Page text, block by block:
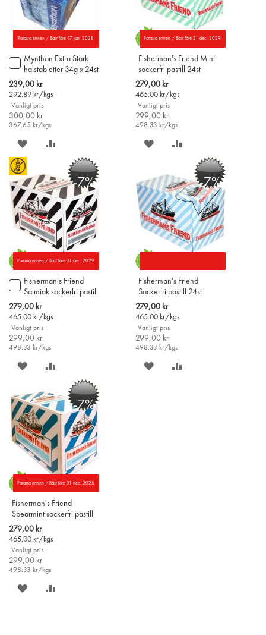
Parasta ennen / Bäst före 17 jan. 2028
Mynthon Extra Stark
halstabletter 34g x 24st
Special
Price
239,00 kr
292.89 kr/kgs
Vanligt pris
300,00 kr
367.65 kr/kgs
Lägg
till
varukorgen
SPARA
ÖNSKELISTAN
JÄMFÖR
Parasta ennen / Bäst före 31 dec. 2029
Fisherman's Friend Mint
sockerfri pastill 24st
Special
Price
279,00 kr
465.00 kr/kgs
Vanligt pris
299,00 kr
498.33 kr/kgs
SPARA
ÖNSKELISTAN
JÄMFÖR
Parasta ennen / Bäst före 31 dec. 2029
-7%
Fisherman's Friend
Salmiak sockerfri pastill
24st
Special
Price
279,00 kr
465.00 kr/kgs
Vanligt pris
299,00 kr
498.33 kr/kgs
Lägg
till
i
varukorgen
SPARA
ÖNSKELISTAN
JÄMFÖR
-7%
Fisherman's Friend
Sockerfri pastill 24st
Special
Price
279,00 kr
465.00 kr/kgs
Vanligt pris
299,00 kr
498.33 kr/kgs
SPARA
-7%
Parasta ennen / Bäst före 31 dec. 2028
Fisherman's Friend
Spearmint sockerfri pastill
24st
Special
Price
279,00 kr
465.00 kr/kgs
Vanligt pris
299,00 kr
498.33 kr/kgs
SPARA